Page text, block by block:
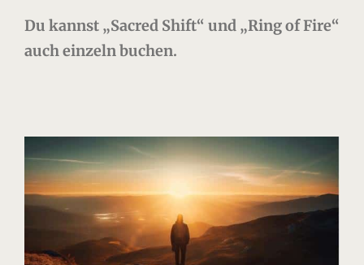
Du kannst „Sacred Shift“ und „Ring of Fire“
auch einzeln buchen.